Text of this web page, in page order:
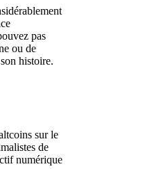
pas
ou de
histoire.
sur le
de
numérique